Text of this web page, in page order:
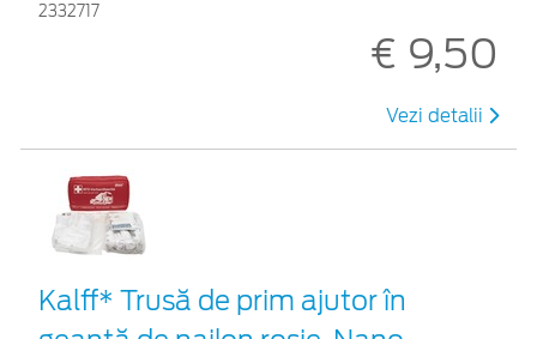
2332717
€ 9,50
Vezi detalii
Kalff* Trusă de prim ajutor în